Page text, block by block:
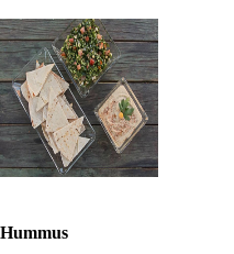
Hummus